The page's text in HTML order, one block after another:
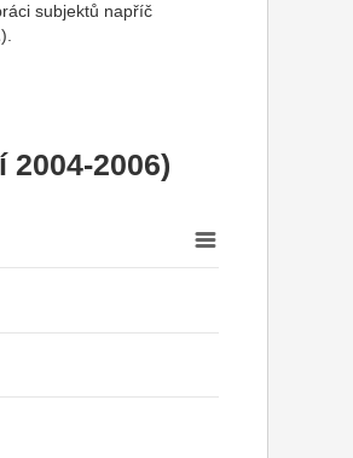
subjektů napříč
).
2006)